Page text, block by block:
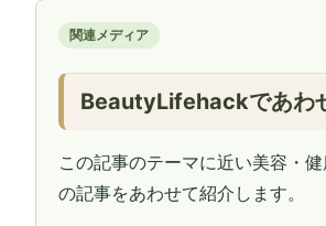
関連メディア
BeautyLifehackであわ
この記事のテーマに近い美容・
の記事をあわせて紹介します。